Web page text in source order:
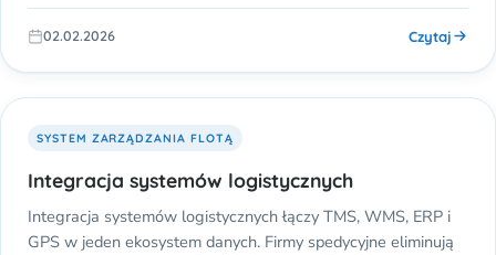
02.02.2026 Czytaj
SYSTEM ZARZĄDZANIA FLOTĄ
Integracja systemów logistycznych
Integracja systemów logistycznych łączy TMS, WMS, ERP i
GPS w jeden ekosystem danych. Firmy spedycyjne eliminują